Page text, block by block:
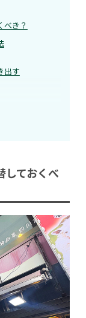
べき？
出す
しておくべ